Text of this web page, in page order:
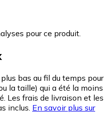
pour ce produit.
bas au fil du temps pour
la taille) qui a été la moins
Les frais de livraison et les
inclus. En savoir plus sur